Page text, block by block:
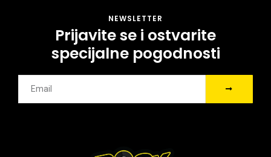
NEWSLETTER
Prijavite se i ostvarite
specijalne pogodnosti